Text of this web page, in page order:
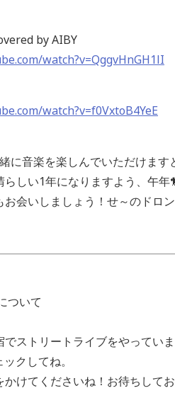
by AIBY
watch?v=QggvHnGH1lI
watch?v=f0VxtoB4YeE
に音楽を楽しんでいただけます
しい1年になりますよう、午年
会いしましょう！せ～のドロン
ついて
でストリートライブをやってい
クしてね。
けてくださいね！お待ちして